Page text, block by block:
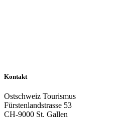
Kontakt
Ostschweiz Tourismus
Fürstenlandstrasse 53
CH-9000 St. Gallen